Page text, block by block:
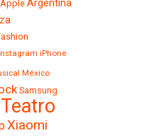
Apple Argentina
iPhone
México
Samsung
Teatro
Xiaomi